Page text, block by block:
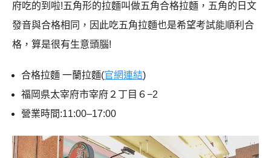
府吃的到啦!五角形的拉麵叫做五角合格拉麵，五角的日文
發音與合格相同，因此吃五角拉麵也是希望考試能順利合
格，算是很有生意頭腦!
合格拉麵 一蘭拉麵(官網連結)
福岡県太宰府市宰府２丁目６−2
營業時間:11:00–17:00